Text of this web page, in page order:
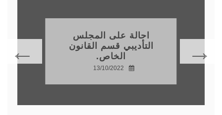
احالة على المجلس
التأديبي قسم القانون
الخاص.
13/10/2022